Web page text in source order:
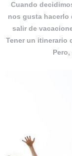
Cuando
nos gusta hacerlo
salir de
Tener un itinerario